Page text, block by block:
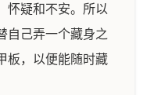
怀疑和不安。所以
自己弄一个藏身之
板，以便能随时藏